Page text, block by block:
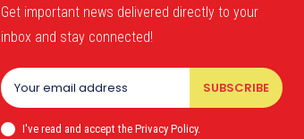
Get important news delivered directly to your
inbox and stay connected!
SUBSCRIBE
I've read and accept the Privacy Policy.